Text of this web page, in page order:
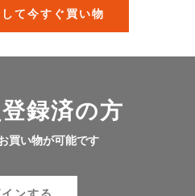
て今すぐ買い物
録済の方
買い物が可能です